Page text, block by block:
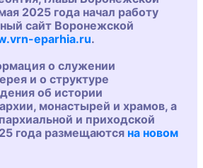
2025 года начал работу
сайт Воронежской
eparhia.ru.
о служении
и о структуре
об истории
монастырей и храмов, а
и приходской
года размещаются на новом